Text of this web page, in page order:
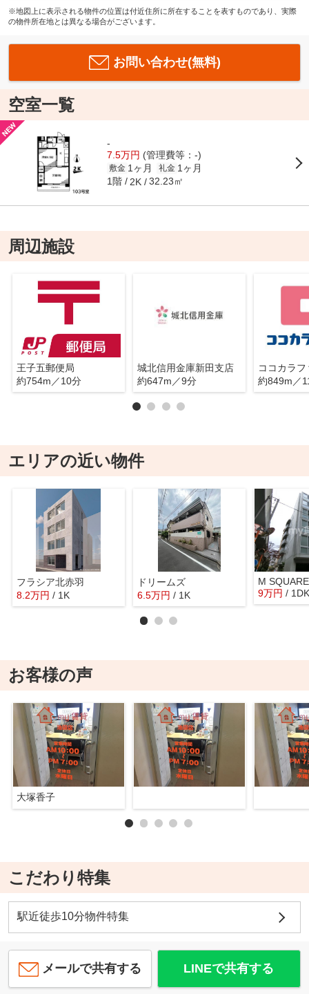
※地図上に表示される物件の位置は付近住所に所在することを表すものであり、実際
の物件所在地とは異なる場合がございます。
お問い合わせ(無料)
空室一覧
-
7.5万円 (管理費等：-)
敷金 1ヶ月 礼金 1ヶ月
1階 2K 32.23㎡
周辺施設
王子五郵便局
約754m／10分
城北信用金庫新田支店
約647m／9分
約849m／
エリアの近い物件
フラシア北赤羽
8.2万円 / 1K
ドリームズ
6.5万円 / 1K
M SQUARE
9万円 / 1DK
お客様の声
大塚香子
こだわり特集
駅近徒歩10分物件特集
メールで共有する LINEで共有する